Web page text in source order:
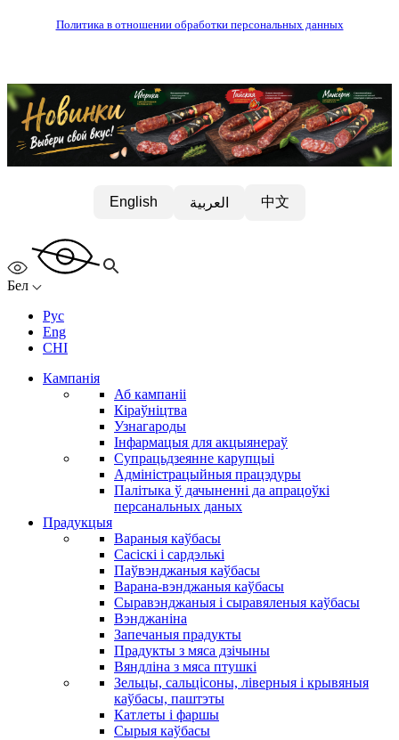
Политика в отношении обработки персональных данных
English العربية 中文
Бел
Рус
Eng
CHI
Кампанія
Аб кампаніі
Кіраўніцтва
Узнагароды
Інфармацыя для акцыянераў
Супрацьдзеянне карупцыі
Адміністрацыйныя працэдуры
Палітыка ў дачыненні да апрацоўкі
персанальных даных
Прадукцыя
Вараныя каўбасы
Сасіскі і сардэлькі
Паўвэнджаныя каўбасы
Варана-вэнджаныя каўбасы
Сыравэнджаныя і сыравяленыя каўбасы
Вэнджаніна
Запечаныя прадукты
Прадукты з мяса дзічыны
Вяндліна з мяса птушкі
Зельцы, сальцісоны, ліверныя і крывяныя
каўбасы, паштэты
Катлеты і фаршы
Сырыя каўбасы